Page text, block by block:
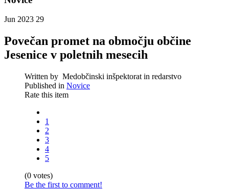
Jun 2023 29
Povečan promet na območju občine
Jesenice v poletnih mesecih
Written by Medobčinski inšpektorat in redarstvo
Published in Novice
Rate this item
1
2
3
4
5
(0 votes)
Be the first to comment!